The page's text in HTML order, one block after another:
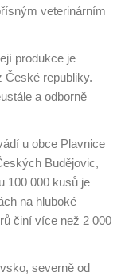
veterinárním
produkce je
republiky.
a odborně
u obce Plavnice
Budějovic,
100 000 kusů je
na hluboké
činí více než 2 000
severně od